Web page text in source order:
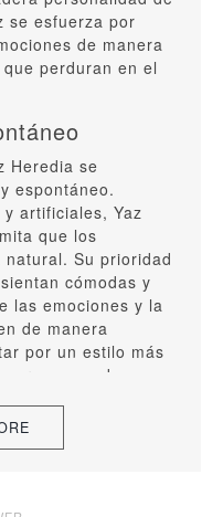
se esfuerza por
de manera
perduran en el
Heredia se
espontáneo.
artificiales, Yaz
que los
natural. Su prioridad
cómodas y
las emociones y la
de manera
por un estilo más
que cada
y naturales que